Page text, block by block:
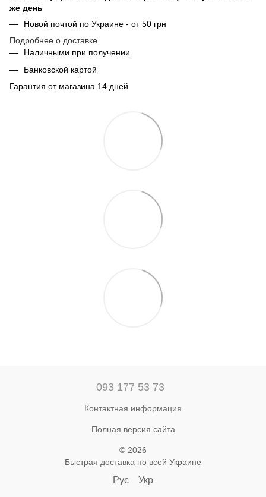
же день
Новой почтой по Украине - от 50 грн
Подробнее о доставке
Наличными при получении
Банковской картой
Гарантия от магазина 14 дней
093 177 53 73
Контактная информация
Полная версия сайта
© 2026
Быстрая доставка по всей Украине
Рус Укр